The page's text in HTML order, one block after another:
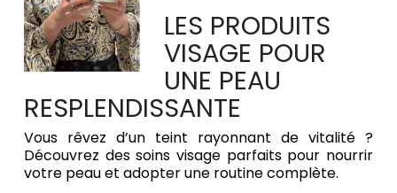
LES PRODUITS
VISAGE POUR
UNE PEAU
RESPLENDISSANTE
Vous rêvez d’un teint rayonnant de vitalité ?
Découvrez des soins visage parfaits pour nourrir
votre peau et adopter une routine complète.